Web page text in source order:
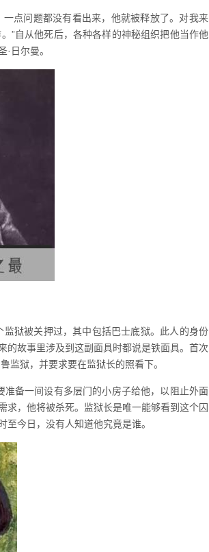
点问题都没有看出来，他就被释放了。对我来
”自从他死后，各种各样的神秘组织把他当作他
日尔曼。
狱被关押过，其中包括巴士底狱。此人的身份
的故事里涉及到这副面具时都说是铁面具。首次
监狱，并要求要在监狱长的照看下。
备一间设有多层门的小房子给他，以阻止外面
求，他将被杀死。监狱长是唯一能够看到这个囚
今日，没有人知道他究竟是谁。